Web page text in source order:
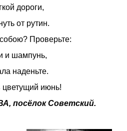
дороги,
от рутин.
Проверьте:
и шампунь,
наденьте.
цветущий июнь!
посёлок Советский.